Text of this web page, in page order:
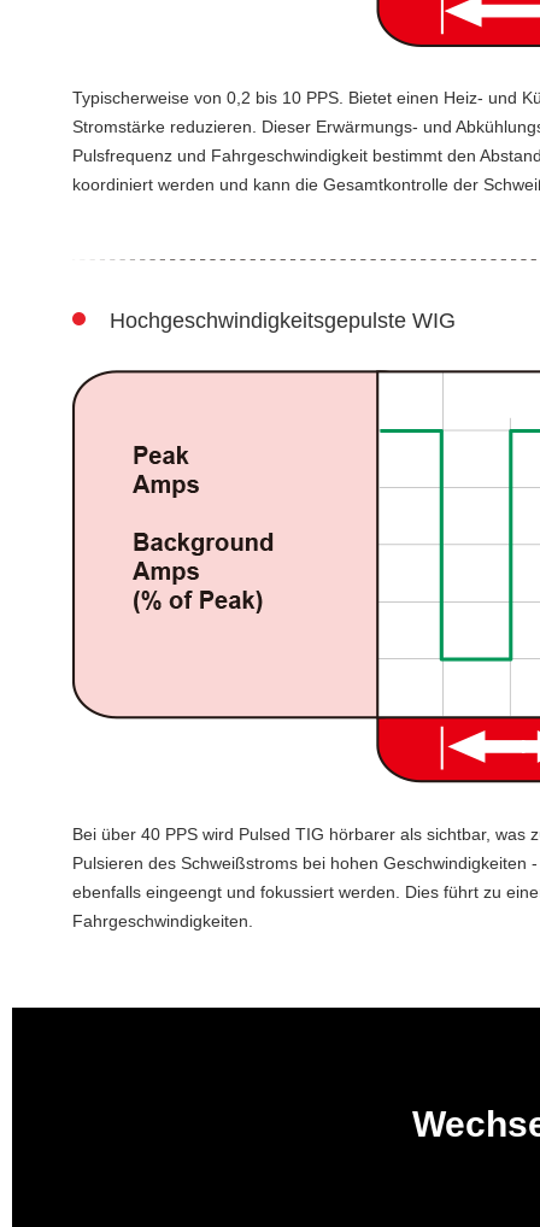
Typischerweise von 0,2 bis 10 PPS. Bietet einen Heiz- und
Stromstärke reduzieren. Dieser Erwärmungs- und
Pulsfrequenz und Fahrgeschwindigkeit bestimmt den
koordiniert werden und kann die Gesamtkontrolle der
Hochgeschwindigkeitsgepulste WIG
Bei über 40 PPS wird Pulsed TIG hörbarer als sichtbar,
Pulsieren des Schweißstroms bei hohen
ebenfalls eingeengt und fokussiert werden. Dies führt zu
Fahrgeschwindigkeiten.